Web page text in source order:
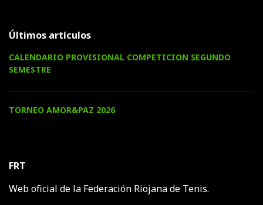
Últimos artículos
CALENDARIO PROVISIONAL COMPETICION SEGUNDO
SEMESTRE
TORNEO AMOR&PAZ 2026
FRT
Web oficial de la Federación Riojana de Tenis.